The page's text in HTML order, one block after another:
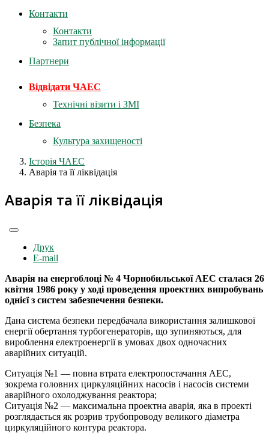
Контакти
Контакти
Запит публічної інформації
Партнери
Відвідати ЧАЕС
Технічні візити і ЗМІ
Безпека
Культура захищеності
Історія ЧАЕС
Аварія та її ліквідація
Аварія та її ліквідація
Друк
E-mail
Аварія на енергоблоці № 4 Чорнобильської АЕС сталася 26
квітня 1986 року у ході проведення проектних випробувань
однієї з систем забезпечення безпеки.
Дана система безпеки передбачала використання залишкової
енергії обертання турбогенераторів, що зупиняються, для
вироблення електроенергії в умовах двох одночасних
аварійних ситуацій.
Ситуація №1 — повна втрата електропостачання АЕС,
зокрема головних циркуляційних насосів і насосів системи
аварійного охолоджування реактора;
Ситуація №2 — максимальна проектна аварія, яка в проекті
розглядається як розрив трубопроводу великого діаметра
циркуляційного контура реактора.